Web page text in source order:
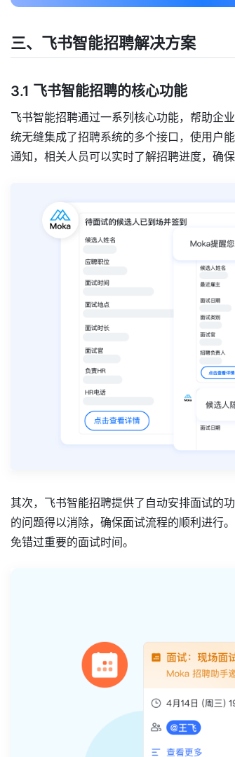
三、飞书智能招聘解决方案
3.1 飞书智能招聘的核心功能
飞书智能招聘通过一系列核心功能，帮助企
统无缝集成了招聘系统的多个接口，使用户
通知，相关人员可以实时了解招聘进度，确保
其次，飞书智能招聘提供了自动安排面试的
的问题得以消除，确保面试流程的顺利进行
免错过重要的面试时间。